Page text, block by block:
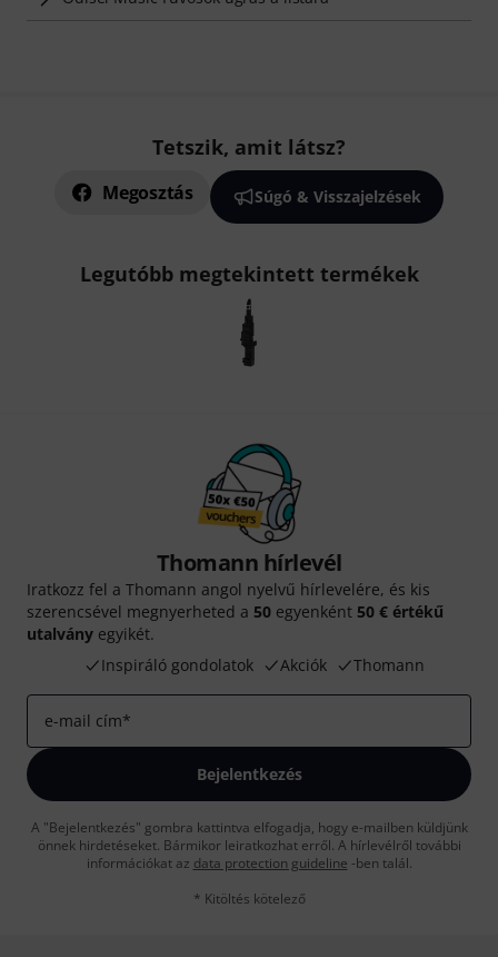
Tetszik, amit látsz?
Megosztás Súgó & Visszajelzések
Legutóbb megtekintett termékek
Thomann hírlevél
Iratkozz fel a Thomann angol nyelvű hírlevelére, és kis
szerencsével megnyerheted a 50 egyenként 50 € értékű
utalvány egyikét.
Inspiráló gondolatok
Akciók Thomann
e-mail cím*
Bejelentkezés
A "Bejelentkezés" gombra kattintva elfogadja, hogy e-mailben küldjünk
önnek hirdetéseket. Bármikor leiratkozhat erről. A hírlevélről további
információkat az data protection guideline -ben talál.
* Kitöltés kötelező